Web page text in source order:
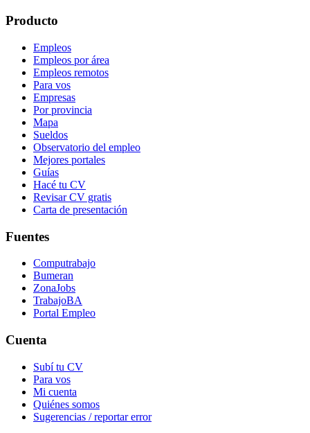
Producto
Empleos
Empleos por área
Empleos remotos
Para vos
Empresas
Por provincia
Mapa
Sueldos
Observatorio del empleo
Mejores portales
Guías
Hacé tu CV
Revisar CV gratis
Carta de presentación
Fuentes
Computrabajo
Bumeran
ZonaJobs
TrabajoBA
Portal Empleo
Cuenta
Subí tu CV
Para vos
Mi cuenta
Quiénes somos
Sugerencias / reportar error